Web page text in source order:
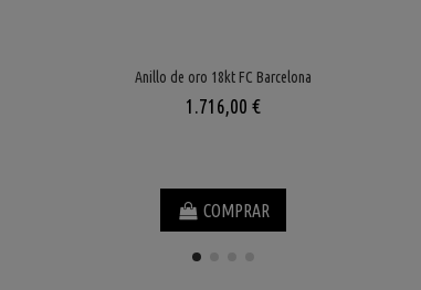
Anillo de oro 18kt FC Barcelona
1.716,00 €
COMPRAR